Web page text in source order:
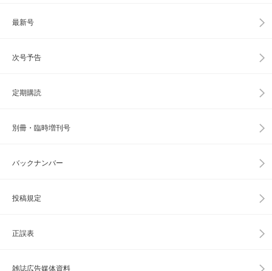
最新号
次号予告
定期購読
別冊・臨時増刊号
バックナンバー
投稿規定
正誤表
雑誌広告媒体資料